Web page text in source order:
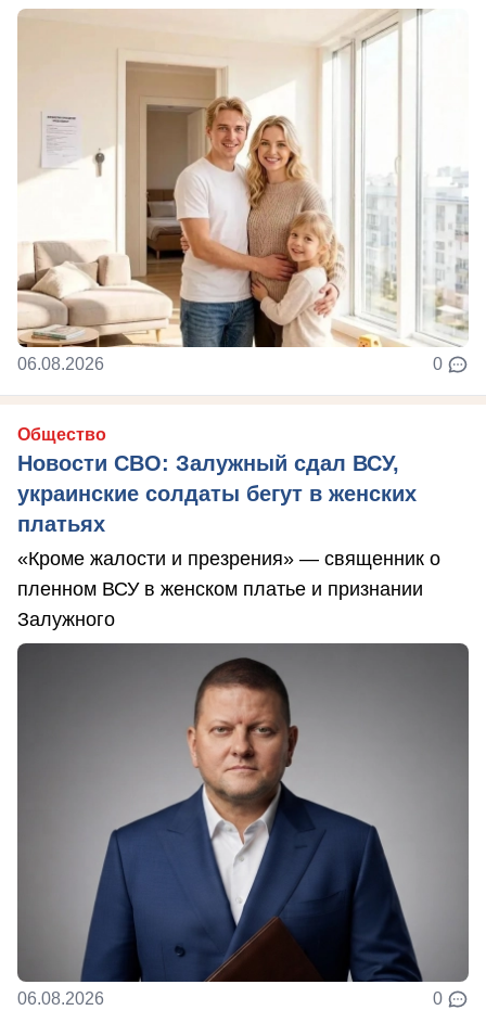
06.08.2026 0
Общество
Новости СВО: Залужный сдал ВСУ,
украинские солдаты бегут в женских
платьях
«Кроме жалости и презрения» — священник о
пленном ВСУ в женском платье и признании
Залужного
06.08.2026 0